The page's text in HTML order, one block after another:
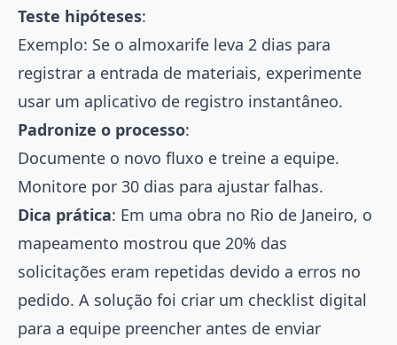
Teste hipóteses:
Exemplo: Se o almoxarife leva 2 dias para
registrar a entrada de materiais, experimente
usar um aplicativo de registro instantâneo.
Padronize o processo:
Documente o novo fluxo e treine a equipe.
Monitore por 30 dias para ajustar falhas.
Dica prática: Em uma obra no Rio de Janeiro, o
mapeamento mostrou que 20% das
solicitações eram repetidas devido a erros no
pedido. A solução foi criar um checklist digital
para a equipe preencher antes de enviar